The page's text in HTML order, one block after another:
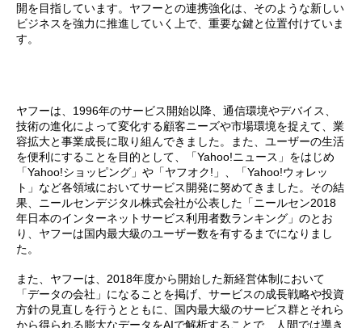
開を目指しています。ヤフーとの連携強化は、そのような新しい
ビジネスを強力に推進していく上で、重要な鍵と位置付けていま
す。
ヤフーは、1996年のサービス開始以降、通信環境やデバイス、
技術の進化によって変化する顧客ニーズや市場環境を捉えて、業
容拡大と事業成長に取り組んできました。また、ユーザーの生活
を便利にすることを目的として、「Yahoo!ニュース」をはじめ
「Yahoo!ショッピング」や「ヤフオク!」、「Yahoo!ウォレッ
ト」など各領域においてサービス開発に努めてきました。その結
果、ニールセンデジタル株式会社が公表した「ニールセン2018
年日本のインターネットサービス利用者数ランキング」のとお
り、ヤフーは国内最大級のユーザー数を有するまでになりまし
た。
また、ヤフーは、2018年度から開始した新経営体制において
「データの会社」になることを掲げ、サービスの成長戦略や投資
方針の見直しを行うとともに、国内最大級のサービス群とそれら
から得られる膨大なデータをAIで解析することで、人間では導き